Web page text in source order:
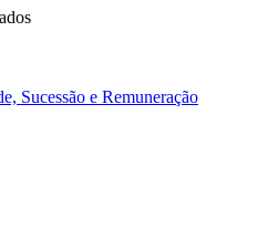
Sucessão e Remuneração